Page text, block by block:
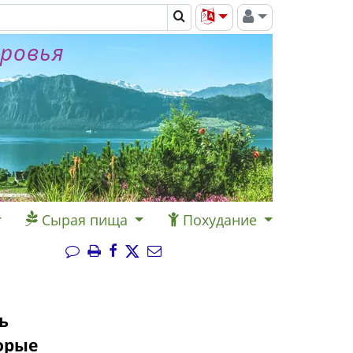
Сырая пища Похудание